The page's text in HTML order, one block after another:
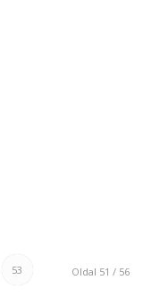
Oldal 51 / 56
53